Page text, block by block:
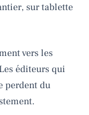
sur tablette
vers les
éditeurs qui
perdent du